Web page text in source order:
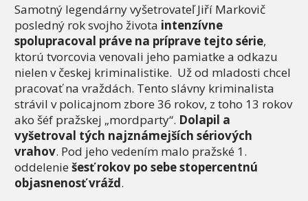
Samotný legendárny vyšetrovateľ Jiří Markovič
posledný rok svojho života intenzívne
spolupracoval práve na príprave tejto série,
ktorú tvorcovia venovali jeho pamiatke a odkazu
nielen v českej kriminalistike. Už od mladosti chcel
pracovať na vraždách. Tento slávny kriminalista
strávil v policajnom zbore 36 rokov, z toho 13 rokov
ako šéf pražskej „mordparty“. Dolapil a
vyšetroval tých najznámejších sériových
vrahov. Pod jeho vedením malo pražské 1.
oddelenie šesť rokov po sebe stopercentnú
objasnenosť vrážd.